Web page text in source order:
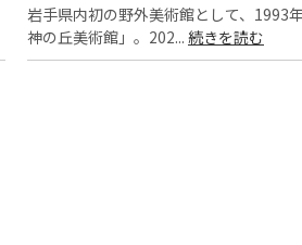
岩手県内初の野外美術館として、1993
神の丘美術館」。202... 続きを読む